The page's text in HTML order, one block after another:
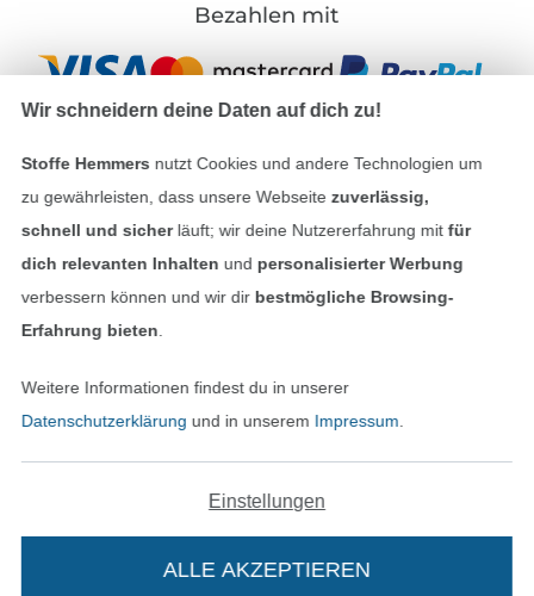
Bezahlen mit
Unsere Versandpartner
AGB
In den deutschen Shop wechseln (aktuell
Wir schneidern deine Daten auf dich zu!
Stoffe Hemmers nutzt Cookies und andere Technologien um
zu gewährleisten, dass unsere Webseite zuverlässig,
schnell und sicherläuft; wir deine Nutzererfahrung mitfür
dich relevanten Inhalten und personalisierter Werbung
verbessern können und wir dir bestmögliche Browsing-
Erfahrung bieten
Weitere Informationen findest du in unserer
Datenschutzerklärung und in unserem Impressum
Einstellungen
ALLE AKZEPTIEREN